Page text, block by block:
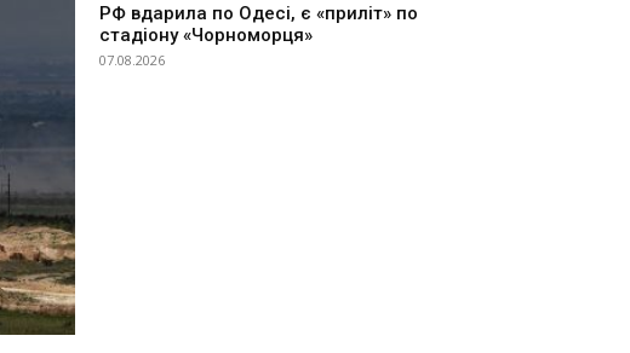
РФ вдарила по Одесі, є «приліт» по
стадіону «Чорноморця»
07.08.2026